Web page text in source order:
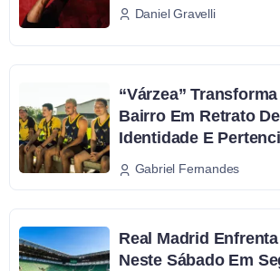
Daniel Gravelli
“Várzea”
Bairro Em Retrato
Identidade E
Gabriel Fernandes
Real Madrid
Neste Sábado Em